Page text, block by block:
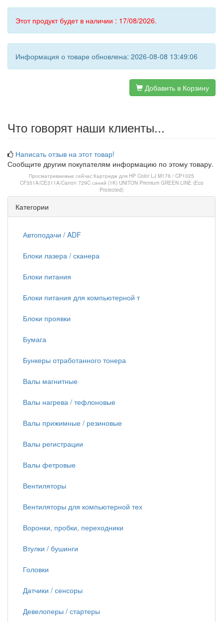
Этот продукт будет в наличии : 17/08/2026.
Информация о товаре обновлена: 2026-08-08 13:49:06
Добавить в Корзину
Что говорят наши клиенты...
Написать отзыв на этот товар!
Сообщите другим покупателям информацию по этому товару.
Просматриваемые сейчас:Картридж для HP Color LJ M176 / CP1025
CF351A/CE311A/Canon 729C синий (1K) UNITON Premium GREEN LINE (Eco
Protected)
Категории
Автоподачи / ADF
Блоки лазера / сканера
Блоки питания
Блоки питания для компьютерной т
Блоки проявки
Бумага
Бункеры отработанного тонера
Валы магнитные
Валы нагрева / тефлоновые
Валы прижимные / резиновые
Валы регистрации
Валы фетровые
Вентиляторы
Вентиляторы для компьютерной тех
Воронки, пробки, переходники
Втулки / бушинги
Головки
Датчики / сенсоры
Девелоперы / стартеры